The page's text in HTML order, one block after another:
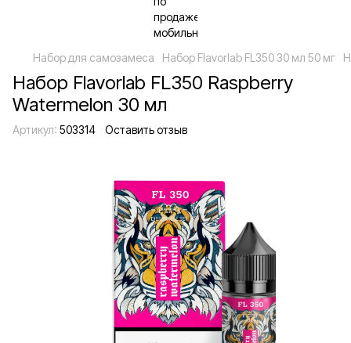
Набор для самозамеса Набор Flavorlab FL350 30 мл 50 мг
Набор Flavorlab FL350 Raspberry
Watermelon 30 мл
Артикул: 503314 Оставить отзыв